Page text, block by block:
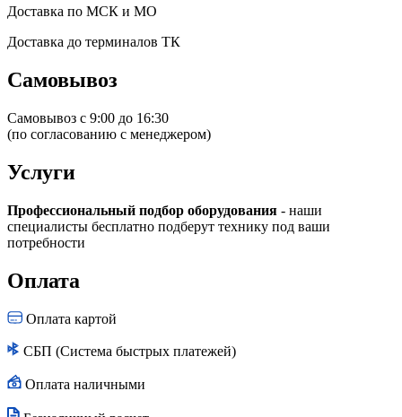
Доставка по МСК и МО
Доставка до терминалов ТК
Самовывоз
Самовывоз с 9:00 до 16:30
(по согласованию с менеджером)
Услуги
Профессиональный подбор оборудования - наши
специалисты бесплатно подберут технику под ваши
потребности
Оплата
Оплата картой
СБП (Система быстрых платежей)
Оплата наличными